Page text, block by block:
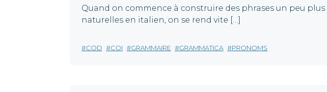
Quand on commence à construire des phrases un peu plus
naturelles en italien, on se rend vite […]
COD COI GRAMMAIRE GRAMMATICA PRONOMS